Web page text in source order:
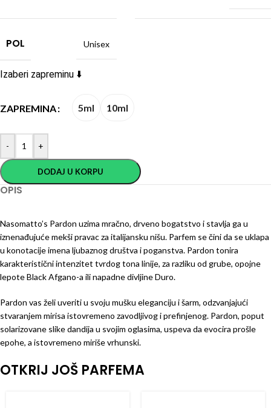
POL Unisex
Izaberi zapreminu ⬇️
ZAPREMINA 5ml 10ml
- +
DODAJ U KORPU
OPIS
Nasomatto’s Pardon uzima mračno, drveno bogatstvo i stavlja ga u
iznenađujuće mekši pravac za italijansku nišu. Parfem se čini da se uklapa
u konotacije imena ljubaznog društva i poganstva. Pardon tonira
karakteristični intenzitet tvrdog tona linije, za razliku od grube, opojne
lepote Black Afgano-a ili napadne divljine Duro.
Pardon vas želi uveriti u svoju mušku eleganciju i šarm, odzvanjajući
stvaranjem mirisa istovremeno zavodljivog i prefinjenog. Pardon, poput
solarizovane slike dandija u svojim oglasima, uspeva da evocira prošle
epohe, a istovremeno miriše vrhunski.
OTKRIJ JOŠ PARFEMA